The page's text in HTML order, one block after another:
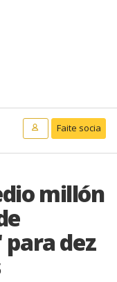
Faite socia
millón
dez